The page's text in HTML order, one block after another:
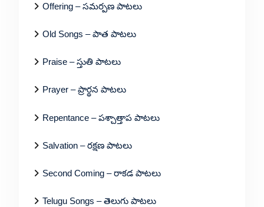
Offering – సమర్పణ పాటలు
Old Songs – పాత పాటలు
Praise – స్తుతి పాటలు
Prayer – ప్రార్థన పాటలు
Repentance – పశ్చాత్తాప పాటలు
Salvation – రక్షణ పాటలు
Second Coming – రాకడ పాటలు
Telugu Songs – తెలుగు పాటలు